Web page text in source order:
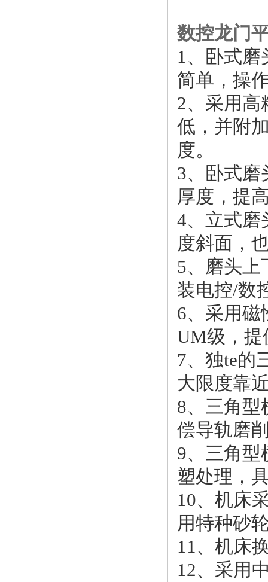
数控龙门
1、卧式
简单，操
2、采用高
低，并附
度。
3、卧式磨
厚度，提
4、立式磨
度斜面，
5、磨头上
装电控/数
6、采用磁
UM级，提
7、独te的
大限度靠
8、三角型
偿导轨磨
9、三角型
塑处理，
10、机床
用特种砂
11、机床
12、采用